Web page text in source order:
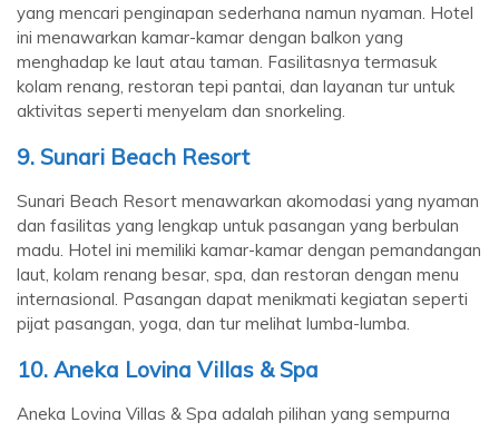
yang mencari penginapan sederhana namun nyaman. Hotel
ini menawarkan kamar-kamar dengan balkon yang
menghadap ke laut atau taman. Fasilitasnya termasuk
kolam renang, restoran tepi pantai, dan layanan tur untuk
aktivitas seperti menyelam dan snorkeling.
9. Sunari Beach Resort
Sunari Beach Resort menawarkan akomodasi yang nyaman
dan fasilitas yang lengkap untuk pasangan yang berbulan
madu. Hotel ini memiliki kamar-kamar dengan pemandangan
laut, kolam renang besar, spa, dan restoran dengan menu
internasional. Pasangan dapat menikmati kegiatan seperti
pijat pasangan, yoga, dan tur melihat lumba-lumba.
10. Aneka Lovina Villas & Spa
Aneka Lovina Villas & Spa adalah pilihan yang sempurna